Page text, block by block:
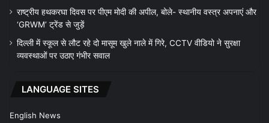
राष्ट्रीय हथकरघा दिवस पर पीएम मोदी की अपील, बोले- स्थानीय वस्त्र अपनाएं और
‘GRWM’ ट्रेंड से जुड़ें
दिल्ली में स्कूल से लौट रहे दो मासूम खुले नाले में गिरे, CCTV वीडियो ने सुरक्षा
व्यवस्थाओं पर उठाए गंभीर सवाल
LANGUAGE SITES
English News